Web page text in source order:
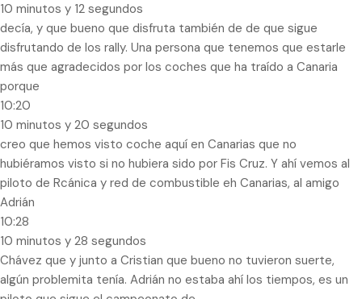
10 minutos y 12 segundos
decía, y que bueno que disfruta también de de que sigue
disfrutando de los rally. Una persona que tenemos que estarle
más que agradecidos por los coches que ha traído a Canaria
porque
10:20
10 minutos y 20 segundos
creo que hemos visto coche aquí en Canarias que no
hubiéramos visto si no hubiera sido por Fis Cruz. Y ahí vemos al
piloto de Rcánica y red de combustible eh Canarias, al amigo
Adrián
10:28
10 minutos y 28 segundos
Chávez que y junto a Cristian que bueno no tuvieron suerte,
algún problemita tenía. Adrián no estaba ahí los tiempos, es un